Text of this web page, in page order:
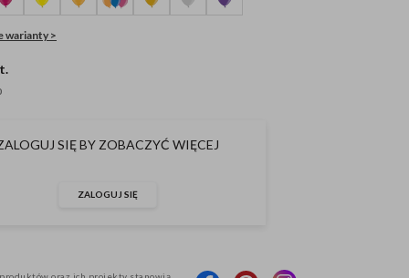
warianty >
SIĘ BY ZOBACZYĆ WIĘCEJ
ZALOGUJ SIĘ